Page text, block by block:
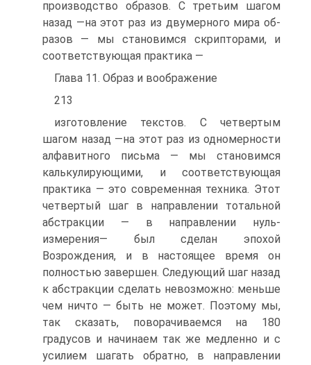
производство образов. С третьим шагом
назад —на этот раз из двумерного мира об­
разов — мы становимся скрипторами, и
соответствующая практика —
Глава 11. Образ и воображение
213
изготовление текстов. С четвертым
шагом назад —на этот раз из од­номерности
алфавитного письма — мы становимся
калькулирующими, и соответствующая
практика — это современная техника. Этот
четвер­тый шаг в направлении тотальной
абстракции — в направлении нуль-
измерения— был сделан эпохой
Возрождения, и в настоящее время он
полностью завершен. Следующий шаг назад
к абстракции сделать невозможно: меньше
чем ничто — быть не может. Поэтому мы,
так ска­зать, поворачиваемся на 180
градусов и начинаем так же медленно и с
усилием шагать обратно, в направлении